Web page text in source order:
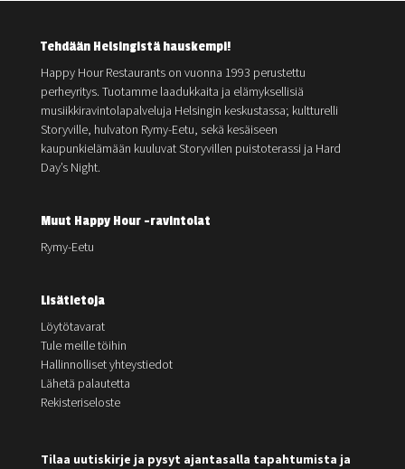
Tehdään Helsingistä hauskempi!
Happy Hour Restaurants on vuonna 1993 perustettu
perheyritys. Tuotamme laadukkaita ja elämyksellisiä
musiikkiravintolapalveluja Helsingin keskustassa; kultturelli
Storyville, hulvaton Rymy-Eetu, sekä kesäiseen
kaupunkielämään kuuluvat Storyvillen puistoterassi ja Hard
Day’s Night.
Muut Happy Hour -ravintolat
Rymy-Eetu
Lisätietoja
Löytötavarat
Tule meille töihin
Hallinnolliset yhteystiedot
Lähetä palautetta
Rekisteriseloste
Tilaa uutiskirje ja pysyt ajantasalla tapahtumista ja